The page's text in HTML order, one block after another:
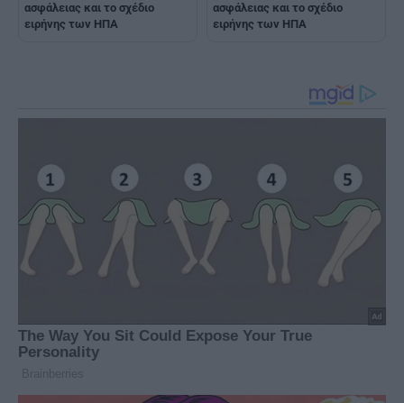
ασφάλειας και το σχέδιο
ειρήνης των ΗΠΑ
ασφάλειας και το σχέδιο
ειρήνης των ΗΠΑ